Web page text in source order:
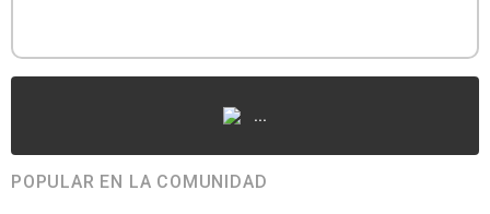
...
POPULAR EN LA COMUNIDAD